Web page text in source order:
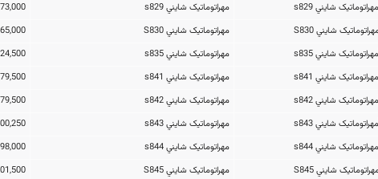
مهراتوماتیک شايني s829
مهراتوماتیک شايني S830
مهراتوماتیک شايني s835
مهراتوماتیک شايني s841
مهراتوماتیک شايني s842
مهراتوماتیک شايني s843
مهراتوماتیک شايني s844
مهراتوماتیک شايني S845